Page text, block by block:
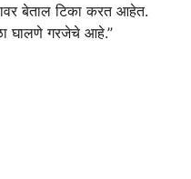
बेताल टिका करत आहेत.
घालणे गरजेचे आहे.’’